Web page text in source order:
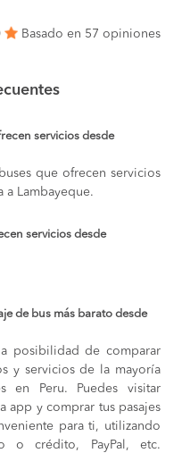
Basado en 57 opiniones
servicios desde
que ofrecen servicios
a Lambayeque.
servicios desde
de bus más barato desde
posibilidad de comparar
y servicios de la mayoría
en Peru. Puedes visitar
app y comprar tus pasajes
para ti, utilizando
o crédito, PayPal, etc.